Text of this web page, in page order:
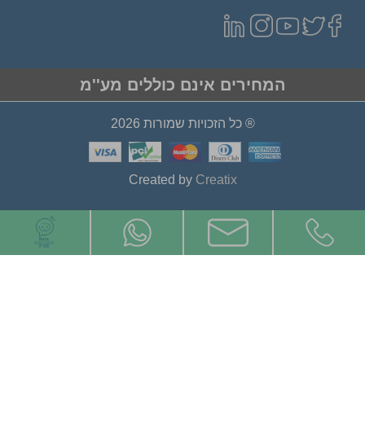
המחירים אינם כוללים מע''מ
® כל הזכויות שמורות 2026
Created by Creatix